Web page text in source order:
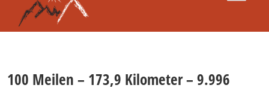
100 Meilen – 173,9 Kilometer – 9.996